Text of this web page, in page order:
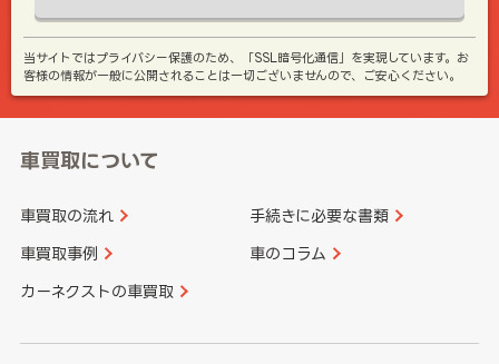
当サイトではプライバシー保護のため、「SSL暗号化通信」を実現しています。お
客様の情報が一般に公開されることは一切ございませんので、ご安心ください。
車買取について
車買取の流れ 手続きに必要な書類
車買取事例 車のコラム
カーネクストの車買取